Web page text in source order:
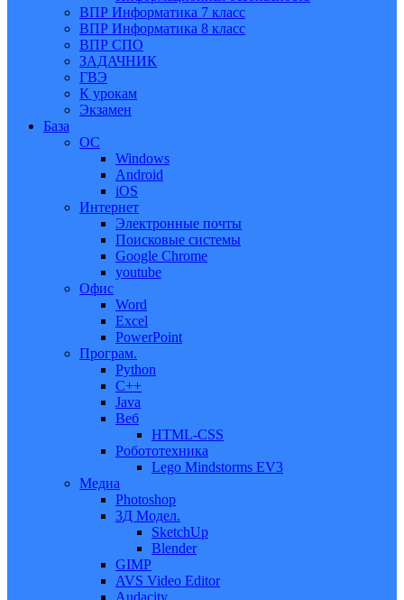
ВПР Информатика 7 класс
ВПР Информатика 8 класс
ВПР СПО
ЗАДАЧНИК
ГВЭ
К урокам
Экзамен
База
ОС
Windows
Android
iOS
Интернет
Электронные почты
Поисковые системы
Google Chrome
youtube
Офис
Word
Excel
PowerPoint
Програм.
Python
C++
Java
Веб
HTML-CSS
Робототехника
Lego Mindstorms EV3
Медиа
Photoshop
3Д Модел.
SketchUp
Blender
GIMP
AVS Video Editor
Audacity